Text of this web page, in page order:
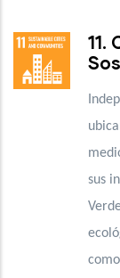
11.
sus